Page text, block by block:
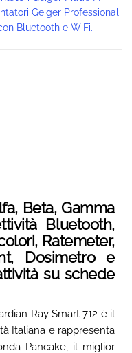
Geiger Professionali
Bluetooth e WiFi.
Beta, Gamma
Bluetooth,
Ratemeter,
Dosimetro e
su schede
Ray Smart 712 è il
Italiana e rappresenta
Pancake, il miglior